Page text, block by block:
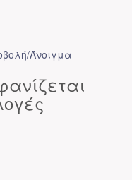
Άνοιγμα